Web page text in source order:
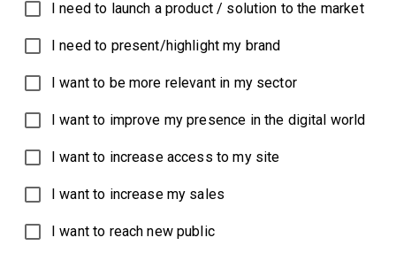
I need to launch a product / solution to the market
I need to present/highlight my brand
I want to be more relevant in my sector
I want to improve my presence in the digital world
I want to increase access to my site
I want to increase my sales
I want to reach new public